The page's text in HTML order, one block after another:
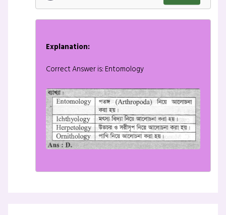
Explanation:
Correct Answer is: Entomology